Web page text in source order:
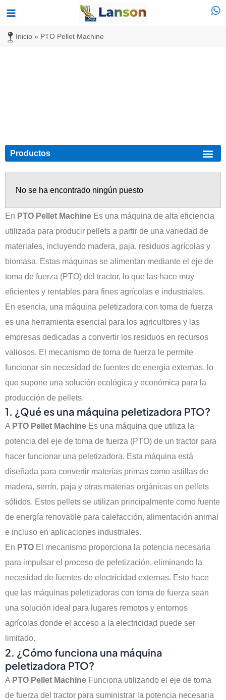
contenido
Menú
principal
Inicio» PTO Pellet Machine
Productos
No se ha encontrado ningún puesto
En PTO Pellet Machine Es una máquina de alta eficiencia
utilizada para producir pellets a partir de una variedad de
materiales, incluyendo madera, paja, residuos agrícolas y
biomasa. Estas máquinas se alimentan mediante el eje de
toma de fuerza (PTO) del tractor, lo que las hace muy
eficientes y rentables para fines agrícolas e industriales.
En esencia, una máquina peletizadora con toma de fuerza
es una herramienta esencial para los agricultores y las
empresas dedicadas a convertir los residuos en recursos
valiosos. El mecanismo de toma de fuerza le permite
funcionar sin necesidad de fuentes de energía externas, lo
que supone una solución ecológica y económica para la
producción de pellets.
1. ¿Qué es una máquina peletizadora PTO?
A PTO Pellet Machine Es una máquina que utiliza la
potencia del eje de toma de fuerza (PTO) de un tractor para
hacer funcionar una peletizadora. Esta máquina está
diseñada para convertir materias primas como astillas de
madera, serrín, paja y otras materias orgánicas en pellets
sólidos. Estos pellets se utilizan principalmente como fuente
de energía renovable para calefacción, alimentación animal
e incluso en aplicaciones industriales.
En PTO El mecanismo proporciona la potencia necesaria
para impulsar el proceso de peletización, eliminando la
necesidad de fuentes de electricidad externas. Esto hace
que las máquinas peletizadoras con toma de fuerza sean
una solución ideal para lugares remotos y entornos
agrícolas donde el acceso a la electricidad puede ser
limitado.
2. ¿Cómo funciona una máquina
peletizadora PTO?
A PTO Pellet Machine Funciona utilizando el eje de toma
de fuerza del tractor para suministrar la potencia necesaria